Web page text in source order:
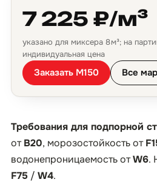
7 225 ₽/м³
указано для миксера 8 м³; на
индивидуальная цена
Заказать М150 Все
Требования для подпорной
отB20, морозостойкость от
водонепроницаемость отW6.
F75 / W4.